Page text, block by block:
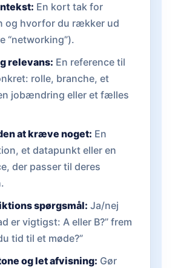
En kort tak for
og hvorfor du rækker ud
“networking”).
relevans: En reference til
rolle, branche, et
jobændring eller et fælles
at kræve noget: En
et datapunkt eller en
der passer til deres
spørgsmål: Ja/nej
er vigtigst: A eller B?” frem
tid til et møde?”
og let afvisning: Gør